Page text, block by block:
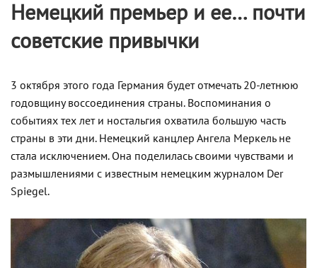
Немецкий премьер и ее… почти
советские привычки
3 октября этого года Германия будет отмечать 20-летнюю
годовщину воссоединения страны. Воспоминания о
событиях тех лет и ностальгия охватила большую часть
страны в эти дни. Немецкий канцлер Ангела Меркель не
стала исключением. Она поделилась своими чувствами и
размышлениями с известным немецким журналом Der
Spiegel.